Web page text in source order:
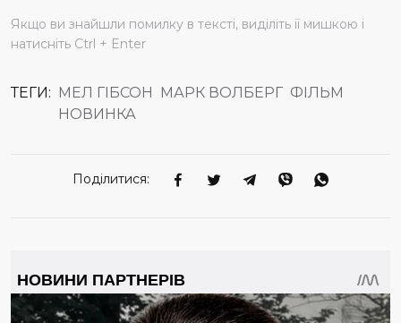
Якщо ви знайшли помилку в тексті, виділіть її мишкою і
натисніть Ctrl + Enter
ТЕГИ: МЕЛ ГІБСОН МАРК ВОЛБЕРГ ФІЛЬМ
НОВИНКА
Поділитися: